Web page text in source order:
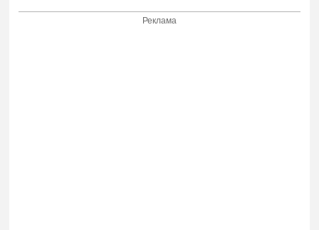
Реклама